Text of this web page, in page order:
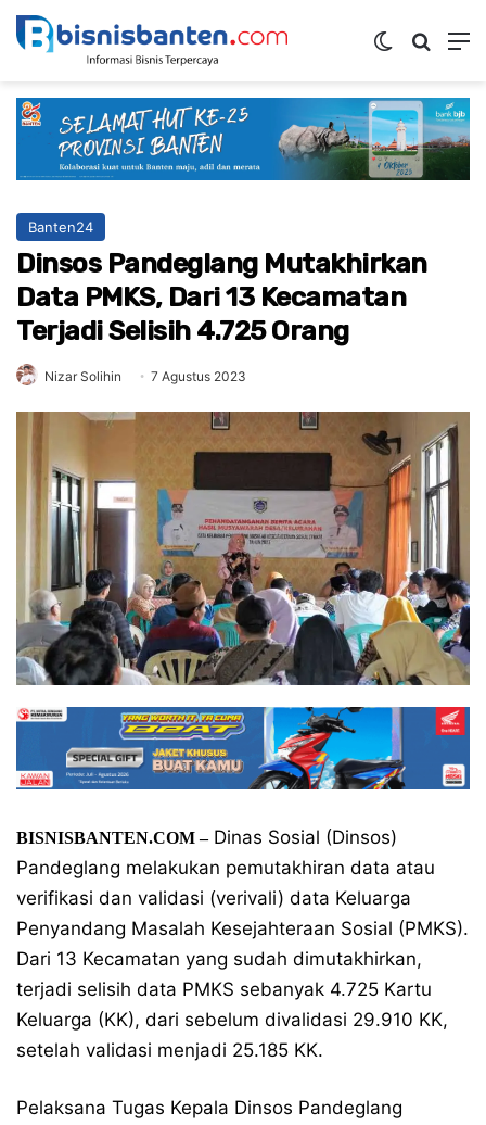
Switch skin
Banten24
Dinsos Pandeglang Mutakhirkan
Data PMKS, Dari 13 Kecamatan
Terjadi Selisih 4.725 Orang
Nizar Solihin 7 Agustus 2023
BISNISBANTEN.COM –Dinas Sosial (Dinsos)
Pandeglang melakukan pemutakhiran data atau
verifikasi dan validasi (verivali) data Keluarga
Penyandang Masalah Kesejahteraan Sosial (PMKS).
Dari 13 Kecamatan yang sudah dimutakhirkan,
terjadi selisih data PMKS sebanyak 4.725 Kartu
Keluarga (KK), dari sebelum divalidasi 29.910 KK,
setelah validasi menjadi 25.185 KK.
Pelaksana Tugas Kepala Dinsos Pandeglang